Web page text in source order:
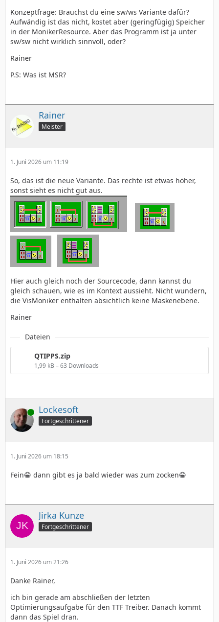
Konzeptfrage: Brauchst du eine sw/ws Variante dafür?
Aufwändig ist das nicht, kostet aber (geringfügig) Speicher
in der MonikerResource. Aber das Programm ist ja unter
sw/sw nicht wirklich sinnvoll, oder?
Rainer
P.S: Was ist MSR?
Rainer
Meister
1. Juni 2026 um 11:19
So, das ist die neue Variante. Das rechte ist etwas höher,
sonst sieht es nicht gut aus.
Hier auch gleich noch der Sourcecode, dann kannst du
gleich schauen, wie es im Kontext aussieht. Nicht wundern,
die VisMoniker enthalten absichtlich keine Maskenebene.
Rainer
Dateien
QTIPPS.zip
1,99 kB – 63 Downloads
Online Lockesoft
Fortgeschrittener
1. Juni 2026 um 18:15
Fein😁 dann gibt es ja bald wieder was zum zocken😁
Jirka Kunze
Fortgeschrittener
1. Juni 2026 um 21:26
Danke Rainer,
ich bin gerade am abschließen der letzten
Optimierungsaufgabe für den TTF Treiber. Danach kommt
dann das Spiel dran.